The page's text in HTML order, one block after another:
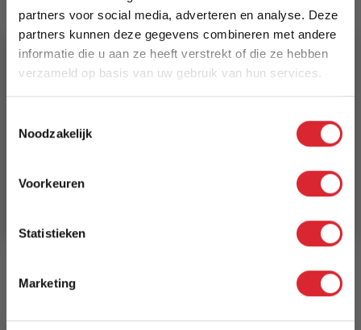
partners voor social media, adverteren en analyse. Deze
partners kunnen deze gegevens combineren met andere
informatie die u aan ze heeft verstrekt of die ze hebben
verzameld op basis van uw gebruik van hun services.
Noodzakelijk
Voorkeuren
Statistieken
Marketing
Schrijf uw eigen review
Levertijd
1 tot 5 dagen
Specificaties
gepoedercoat
H (cm): 78,5